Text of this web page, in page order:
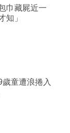
巾藏屍近一
」
歲童遭浪捲入